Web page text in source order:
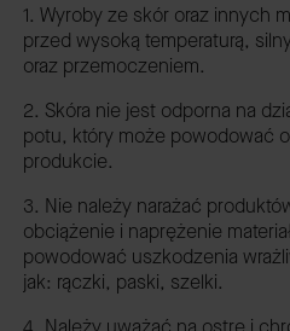
1. Wyroby ze skór oraz innych
przed wysoką temperaturą,
oraz przemoczeniem.
2. Skóra nie jest odporna na
potu, który może powodować
produkcie.
3. Nie należy narażać
obciążenie i naprężenie
powodować uszkodzenia
jak: rączki, paski, szelki.